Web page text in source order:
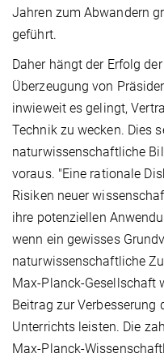
Jahren zum Abwandern
geführt.
Daher hängt der Erfolg
Überzeugung von
inwieweit es gelingt,
Technik zu wecken. Dies
naturwissenschaftliche
voraus. "Eine rationale
Risiken neuer
ihre potenziellen
wenn ein gewisses
naturwissenschaftliche
Max-Planck-Gesellschaft
Beitrag zur
Unterrichts leisten. Die
Max-Planck-